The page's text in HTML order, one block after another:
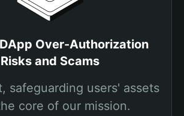
Over-Authorization
Risks and Scams
safeguarding users' assets
core of our mission.